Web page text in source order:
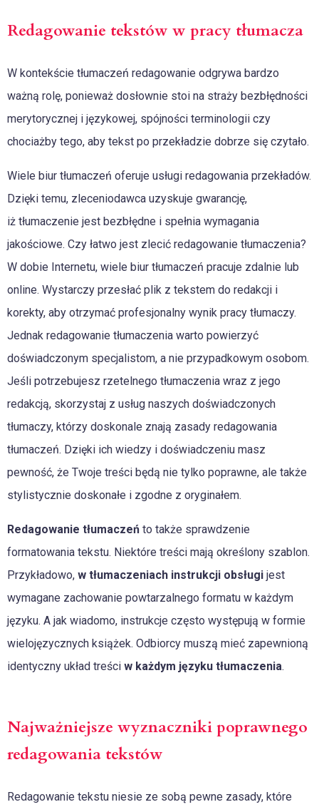
Redagowanie tekstów w pracy tłumacza
W kontekście tłumaczeń redagowanie odgrywa bardzo
ważną rolę, ponieważ dosłownie stoi na straży bezbłędności
merytorycznej i językowej, spójności terminologii czy
chociażby tego, aby tekst po przekładzie dobrze się czytało.
Wiele biur tłumaczeń oferuje usługi redagowania przekładów.
Dzięki temu, zleceniodawca uzyskuje gwarancję,
iż tłumaczenie jest bezbłędne i spełnia wymagania
jakościowe. Czy łatwo jest zlecić redagowanie tłumaczenia?
W dobie Internetu, wiele biur tłumaczeń pracuje zdalnie lub
online. Wystarczy przesłać plik z tekstem do redakcji i
korekty, aby otrzymać profesjonalny wynik pracy tłumaczy.
Jednak redagowanie tłumaczenia warto powierzyć
doświadczonym specjalistom, a nie przypadkowym osobom.
Jeśli potrzebujesz rzetelnego tłumaczenia wraz z jego
redakcją, skorzystaj z usług naszych doświadczonych
tłumaczy, którzy doskonale znają zasady redagowania
tłumaczeń. Dzięki ich wiedzy i doświadczeniu masz
pewność, że Twoje treści będą nie tylko poprawne, ale także
stylistycznie doskonałe i zgodne z oryginałem.
Redagowanie tłumaczeń to także sprawdzenie
formatowania tekstu. Niektóre treści mają określony szablon.
Przykładowo, w tłumaczeniach instrukcji obsługi jest
wymagane zachowanie powtarzalnego formatu w każdym
języku. A jak wiadomo, instrukcje często występują w formie
wielojęzycznych książek. Odbiorcy muszą mieć zapewnioną
identyczny układ treści w każdym języku tłumaczenia.
Najważniejsze wyznaczniki poprawnego
redagowania tekstów
Redagowanie tekstu niesie ze sobą pewne zasady, które